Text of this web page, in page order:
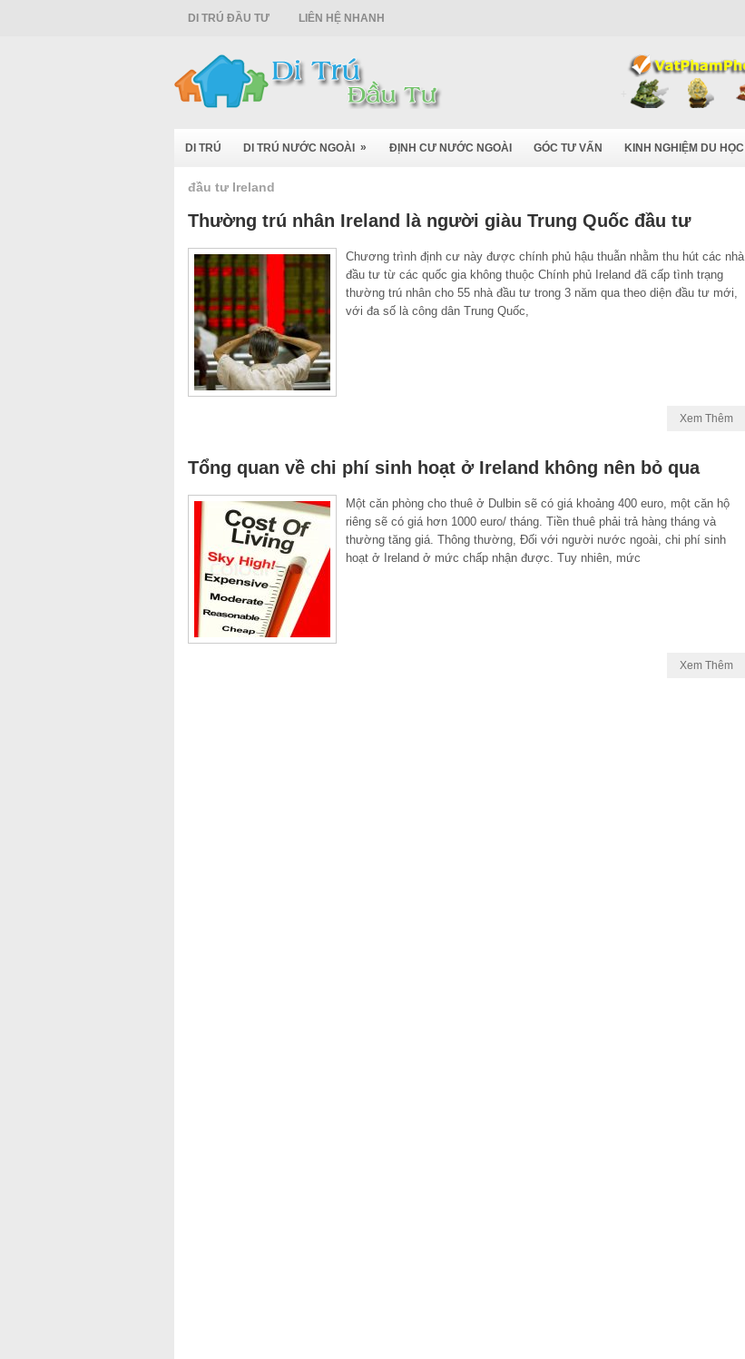
DI TRÚ ĐẦU TƯ LIÊN HỆ NHANH
DI TRÚ DI TRÚ NƯỚC NGOÀI » ĐỊNH CƯ NƯỚC NGOÀI GÓC TƯ VẤN KINH NGHIỆM DU HỌC
đầu tư Ireland
Thường trú nhân Ireland là người giàu Trung Quốc đầu tư
Chương trình định cư này được chính phủ hậu thuẫn nhằm thu hút các nhà
đầu tư từ các quốc gia không thuộc Chính phủ Ireland đã cấp tình trạng
thường trú nhân cho 55 nhà đầu tư trong 3 năm qua theo diện đầu tư mới,
với đa số là công dân Trung Quốc,
Xem Thêm
Tổng quan về chi phí sinh hoạt ở Ireland không nên bỏ qua
Một căn phòng cho thuê ở Dulbin sẽ có giá khoảng 400 euro, một căn hộ
riêng sẽ có giá hơn 1000 euro/ tháng. Tiền thuê phải trả hàng tháng và
thường tăng giá. Thông thường, Đối với người nước ngoài, chi phí sinh
hoạt ở Ireland ở mức chấp nhận được. Tuy nhiên, mức
Xem Thêm